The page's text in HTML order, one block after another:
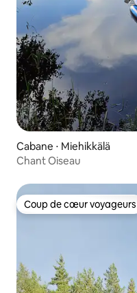
Cabane ⋅ Miehikkälä
Chant Oiseau
Coup de cœur voyageurs
Coup de cœur voyageurs